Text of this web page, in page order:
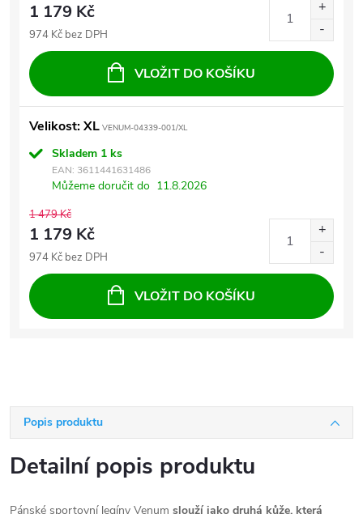
1 179 Kč
974 Kč bez DPH
VLOŽIT DO KOŠÍKU
Velikost: XL VENUM-04339-001/XL
Skladem 1 ks
EAN: 3611441631486
Můžeme doručit do 11.8.2026
1 479 Kč
1 179 Kč
974 Kč bez DPH
VLOŽIT DO KOŠÍKU
Popis produktu
Detailní popis produktu
Pánské sportovní legíny Venum slouží jako druhá kůže, která